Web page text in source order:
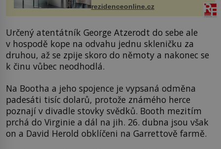
proutku...
rezidenceonline.cz
Určený atentátník George Atzerodt do sebe ale
v hospodě kope na odvahu jednu skleničku za
druhou, až se zpije skoro do němoty a nakonec se
k činu vůbec neodhodlá.
Na Bootha a jeho spojence je vypsaná odměna
padesáti tisíc dolarů, protože známého herce
poznají v divadle stovky svědků. Booth mezitím
prchá do Virginie a dál na jih. 26. dubna jsou však
on a David Herold obklíčeni na Garrettově farmě.